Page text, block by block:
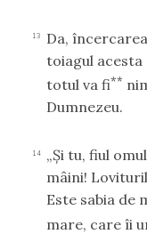
13 Da, încercarea
toiagul
totul va fi**
Dumnezeu.
14 „Şi tu, fiul
mâini!
Este sabia de
mare, care îi